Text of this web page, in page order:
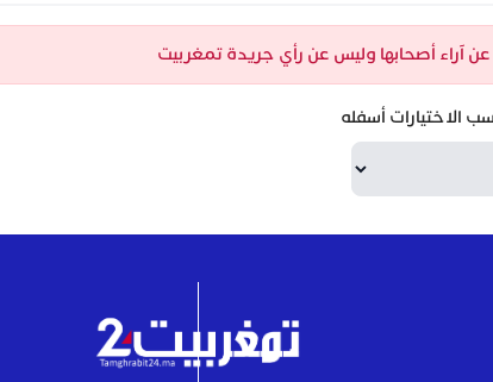
عن آراء أصحابها وليس عن رأي جريدة تمغربيت
الاختيارات أسفله